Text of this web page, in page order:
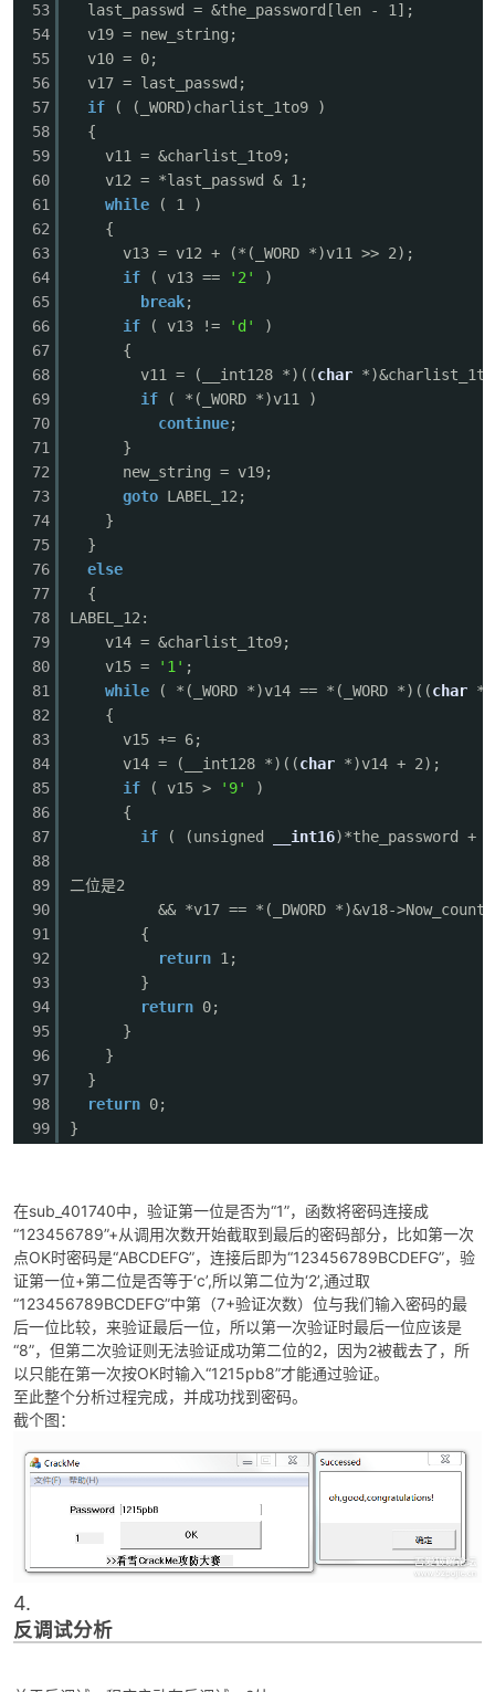
53
54
55
56
57
58
59
60
61
62
63
64
65
66
67
68
69
70
71
72
73
74
75
76
77
78
79
80
81
82
83
84
85
86
87
88
89
90
91
92
93
94
95
96
97
98
99
last_passwd = &the_password[len - 1];
v19 = new_string;
v10 = 0;
v17 = last_passwd;
if
( (_WORD)charlist_1to9 )
{
v11 = &charlist_1to9;
v12 = *last_passwd & 1;
while
( 1 )
{
v13 = v12 + (*(_WORD *)v11 >> 2);
if
( v13 == '2'
)
break;
if
( v13 != 'd'
)
{
v11 = (__int128 *)((char
if
( *(_WORD *)v11 )
continue;
}
new_string = v19;
goto LABEL_12;
}
}
else
{
LABEL_12:
v14 = &charlist_1to9;
v15 =
'1' ;
while
( *(_WORD *)v14 == *(_WORD *)((char
{
v15 += 6;
v14 = (__int128 *)((char *)v14 + 2);
if
( v15 > '9'
)
{
if
( (unsigned __int16)*the_password +
二位是2
&& *v17 == *(_DWORD *)&v18-
{
return 1;
}
return 0;
}
}
}
return 0;
}
在sub_401740中，验证第一位是否为“1”，函数将密码连接成
“123456789”+从调用次数开始截取到最后的密码部分，比如第一次
点OK时密码是“ABCDEFG”，连接后即为“123456789BCDEFG”，验
证第一位+第二位是否等于‘c’,所以第二位为‘2’,通过取
“123456789BCDEFG”中第（7+验证次数）位与我们输入密码的最
后一位比较，来验证最后一位，所以第一次验证时最后一位应该是
“8”，但第二次验证则无法验证成功第二位的2，因为2被截去了，所
以只能在第一次按OK时输入“1215pb8”才能通过验证。
至此整个分析过程完成，并成功找到密码。
截个图：
4.
反调试分析